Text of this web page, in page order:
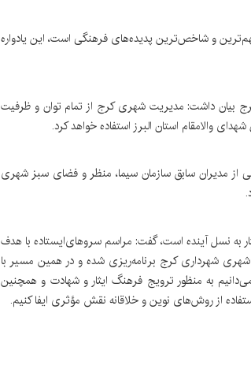
و شاخص‌ترین پدیده‌های فرهنگی است، این یادواره
بیان داشت: مدیریت شهری کرج از تمام توان و ظرفیت
والامقام استان البرز استفاده خواهد کرد.
شیمیایی، احمد سلیمی از مدیران سابق سازمان سیما، منظر و فضای سبز شهری
به نسل آینده است، گفت: مراسم سروهای‌ایستاده با هدف
شهرداری کرج برنامه‌ریزی شده و در همین مسیر با
به منظور ترویج فرهنگ ایثار و شهادت و همچنین
از روش‌های نوین و خلاقانه نقش مؤثری ایفا کنیم.